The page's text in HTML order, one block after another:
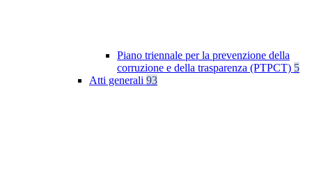
Piano triennale per la prevenzione della
corruzione e della trasparenza (PTPCT) 5
Atti generali 93